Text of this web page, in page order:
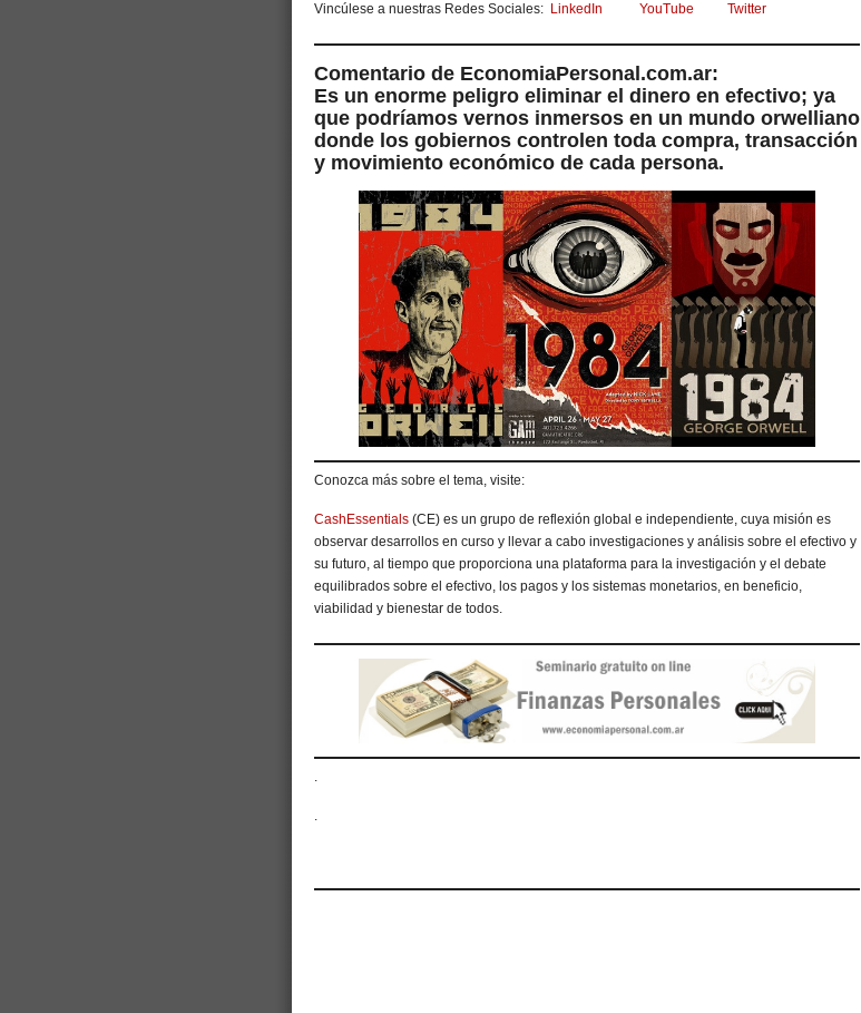
Vincúlese a nuestras Redes Sociales: LinkedIn YouTube Twitter
Comentario de EconomiaPersonal.com.ar:
Es un enorme peligro eliminar el dinero en efectivo; ya
que podríamos vernos inmersos en un mundo orwelliano
donde los gobiernos controlen toda compra, transacción
y movimiento económico de cada persona.
Conozca más sobre el tema, visite:
CashEssentials (CE) es un grupo de reflexión global e independiente, cuya misión es
observar desarrollos en curso y llevar a cabo investigaciones y análisis sobre el efectivo y
su futuro, al tiempo que proporciona una plataforma para la investigación y el debate
equilibrados sobre el efectivo, los pagos y los sistemas monetarios, en beneficio,
viabilidad y bienestar de todos.
.
.